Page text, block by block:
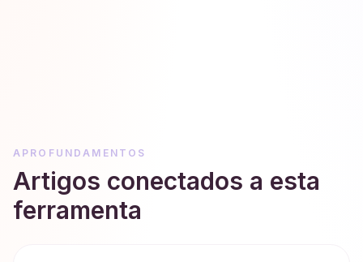
APROFUNDAMENTOS
Artigos conectados a esta
ferramenta